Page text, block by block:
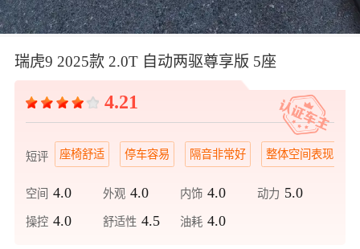
瑞虎9 2025款 2.0T 自动两驱尊享版 5座
4.21
短评 座椅舒适 停车容易 隔音非常好 整体空间表现出色
空间 4.0 外观 4.0 内饰 4.0 动力 5.0
操控 4.0 舒适性 4.5 油耗 4.0